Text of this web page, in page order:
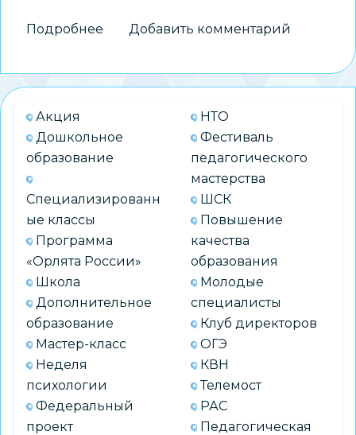
Подробнее
школы
№
принимает
участие
стратегической
«Клуба
директоров»
Добавить комментарий
Акция
Дошкольное
образование
Специализированн
ые классы
Программа
«Орлята России»
Школа
Дополнительное
образование
Мастер-класс
Неделя
психологии
Федеральный
проект
НТО
Фестиваль
педагогического
мастерства
ШСК
Повышение
качества
образования
Молодые
специалисты
Клуб директоров
ОГЭ
КВН
Телемост
РАС
Педагогическая